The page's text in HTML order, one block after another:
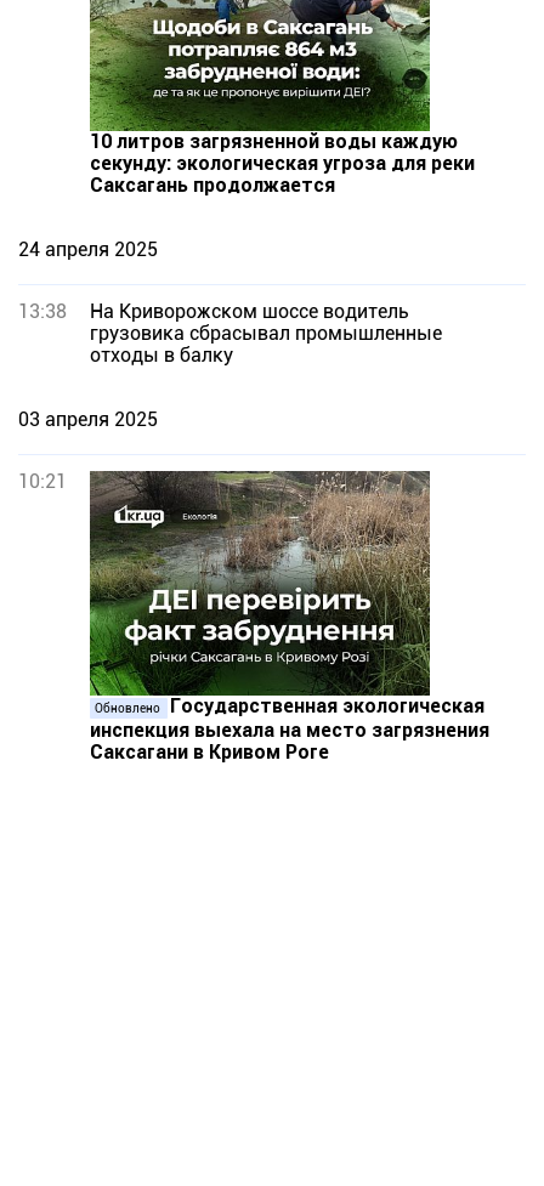
10 литров загрязненной воды каждую
секунду: экологическая угроза для реки
Саксагань продолжается
24 апреля 2025
13:38
На Криворожском шоссе водитель
грузовика сбрасывал промышленные
отходы в балку
03 апреля 2025
10:21
Обновлено
Государственная экологическая
инспекция выехала на место загрязнения
Саксагани в Кривом Роге